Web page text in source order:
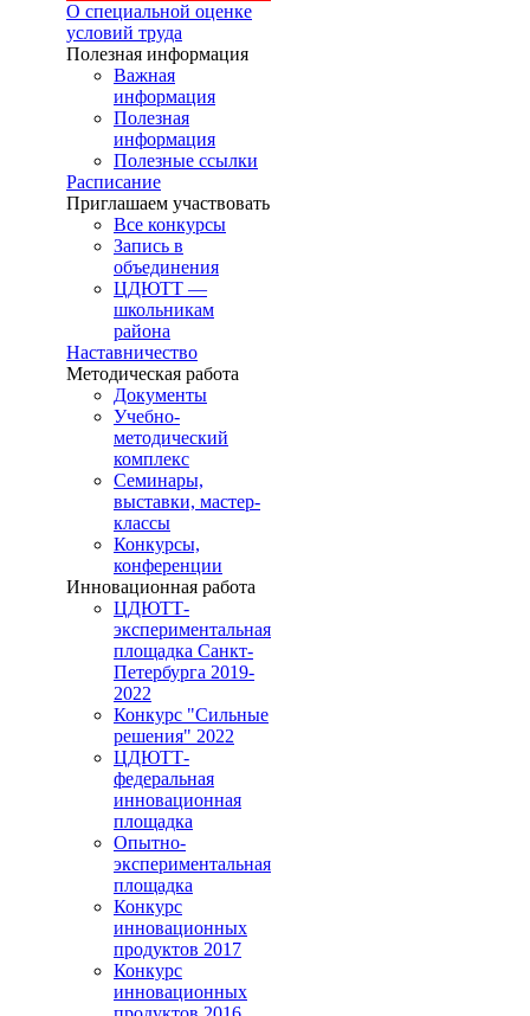
О специальной оценке
условий труда
Полезная информация
Важная
информация
Полезная
информация
Полезные ссылки
Расписание
Приглашаем участвовать
Все конкурсы
Запись в
объединения
ЦДЮТТ —
школьникам
района
Наставничество
Методическая работа
Документы
Учебно-
методический
комплекс
Семинары,
выставки, мастер-
классы
Конкурсы,
конференции
Инновационная работа
ЦДЮТТ-
экспериментальная
площадка Санкт-
Петербурга 2019-
2022
Конкурс "Сильные
решения" 2022
ЦДЮТТ-
федеральная
инновационная
площадка
Опытно-
экспериментальная
площадка
Конкурс
инновационных
продуктов 2017
Конкурс
инновационных